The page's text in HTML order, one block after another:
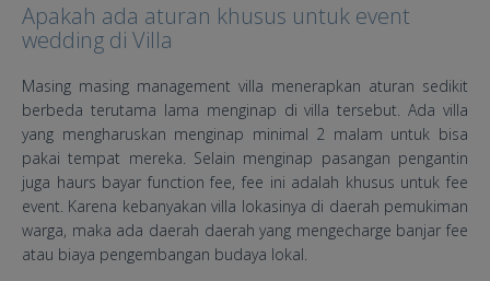
Apakah ada aturan khusus untuk event
wedding di Villa
Masing masing management villa menerapkan aturan sedikit
berbeda terutama lama menginap di villa tersebut. Ada villa
yang mengharuskan menginap minimal 2 malam untuk bisa
pakai tempat mereka. Selain menginap pasangan pengantin
juga haurs bayar function fee, fee ini adalah khusus untuk fee
event. Karena kebanyakan villa lokasinya di daerah pemukiman
warga, maka ada daerah daerah yang mengecharge banjar fee
atau biaya pengembangan budaya lokal.